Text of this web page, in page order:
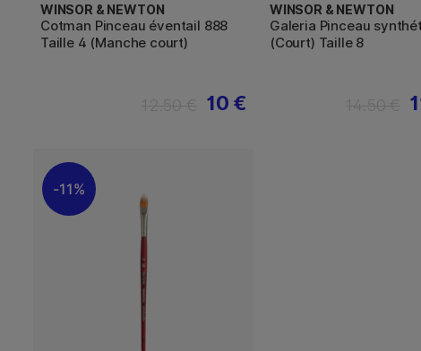
WINSOR & NEWTON
Cotman Pinceau éventail 888
Taille 4 (Manche court)
10 €
WINSOR & NEWTON
Galeria Pinceau
(Court) Taille 8
11%